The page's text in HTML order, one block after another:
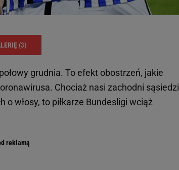
(3)
grudnia. To efekt obostrzeń, jakie
Chociaż nasi zachodni sąsiedzi
o włosy, to piłkarze Bundesligi wciąż